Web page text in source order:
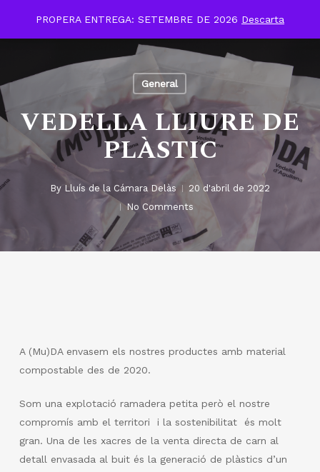
PROPERA ENTREGA: SETEMBRE DE 2026 Descarta
General
VEDELLA LLIURE DE
PLÀSTIC
By Lluís de la Cámara Delàs
20 d'abril de 2022
No Comments
A (Mu)DA envasem els nostres productes amb material
compostable des de 2020.
Som una explotació ramadera petita però el nostre
compromís amb el territori i la sostenibilitat és molt
gran. Una de les xacres de la venta directa de carn al
detall envasada al buit és la generació de plàstics d’un
Menu